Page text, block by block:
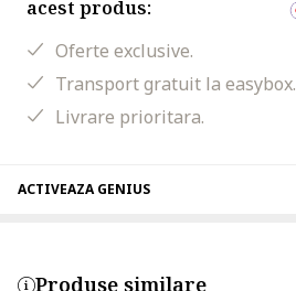
acest produs:
Oferte exclusive.
Transport gratuit la easybox.
Livrare prioritara.
ACTIVEAZA GENIUS
Produse similare